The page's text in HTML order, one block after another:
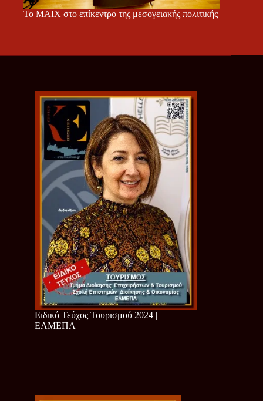
Το ΜΑΙΧ στο επίκεντρο της μεσογειακής πολιτικής
Ειδικό Τεύχος Τουρισμού 2024 |
ΕΛΜΕΠΑ